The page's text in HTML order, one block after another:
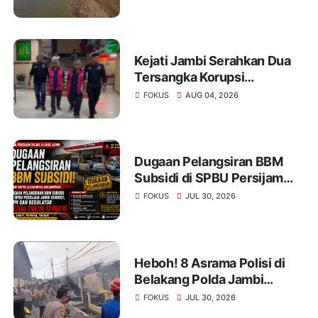
Kejati Jambi Serahkan Dua
Tersangka Korupsi
Pengadaan Tanah Akses
FOKUS AUG 04, 2026
Dugaan Pelangsiran BBM
Subsidi di SPBU Persijam
Jambi Disorot, APH dan
FOKUS JUL 30, 2026
Heboh! 8 Asrama Polisi di
Belakang Polda Jambi
Hangus Terbakar, Api
FOKUS JUL 30, 2026